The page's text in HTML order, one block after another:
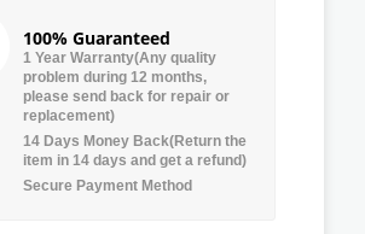
100% Guaranteed
1 Year Warranty(Any quality
problem during 12 months,
please send back for repair or
replacement)
14 Days Money Back(Return the
item in 14 days and get a refund)
Secure Payment Method